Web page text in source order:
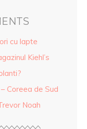
cu lapte
Kiehl’s
Coreea de Sud
Noah